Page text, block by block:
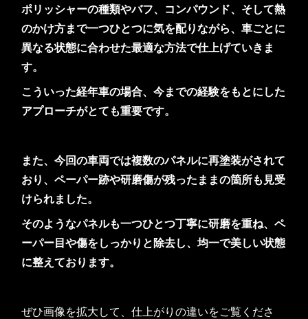
ポリッシャーの種類やバフ、コンパウンド、そして熱
のかけ方まで一つひとつに気を配りながら、車ごとに
異なる状態に合わせた最適な方法で仕上げていきま
す。
こういった経年車の場合、今までの経験をもとにした
アプローチがとても重要です。
また、今回の車両では複数のパネルに再塗装がされて
おり、ペーパー跡や研磨傷が残ったままの箇所も見受
けられました。
そのようなパネルも一つひとつ丁寧に研磨を重ね、ペ
ーパー目や傷をしっかりと除去し、均一で美しい状態
に整えております。
ぜひ画像を拡大して、仕上がりの違いをご覧くださ